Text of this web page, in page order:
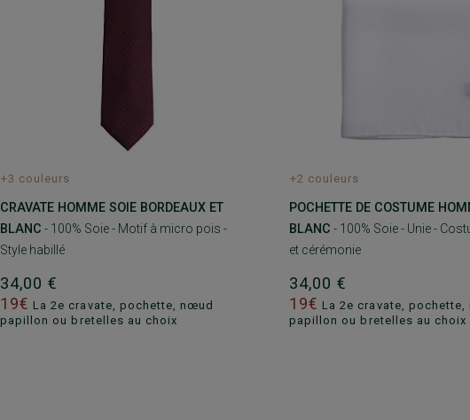
+3 couleurs
CRAVATE HOMME SOIE BORDEAUX ET
BLANC - 100% Soie - Motif à micro pois -
Style habillé
34,00 €
19€ La 2e cravate, pochette, nœud
papillon ou bretelles au choix
+2 couleurs
POCHETTE DE COSTUME
BLANC - 100% Soie - Unie -
et cérémonie
34,00 €
19€ La 2e cravate,
papillon ou bretelles au choix